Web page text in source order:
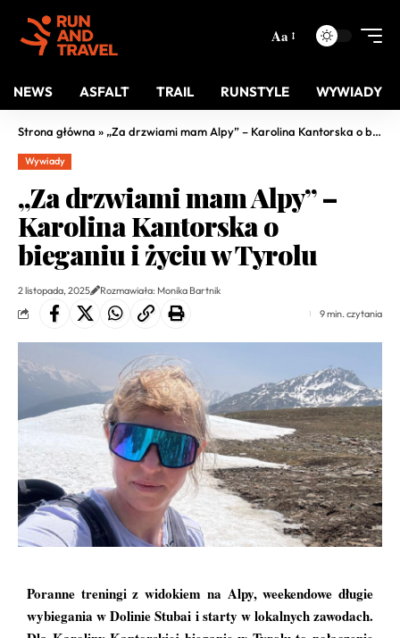
Aa
NEWS ASFALT TRAIL RUNSTYLE WYWIADY
Strona główna » „Za drzwiami mam Alpy” – Karolina Kantorska o bieganiu i życiu w Tyrolu
Wywiady
„Za drzwiami mam Alpy” –
Karolina Kantorska o
bieganiu i życiu w Tyrolu
2 listopada, 2025
Rozmawiała: Monika Bartnik
9 min. czytania
Poranne treningi z widokiem na Alpy, weekendowe długie
wybiegania w Dolinie Stubai i starty w lokalnych zawodach.